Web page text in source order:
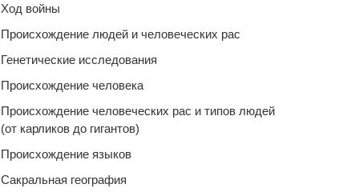
Ход войны
Происхождение людей и человеческих рас
Генетические исследования
Происхождение человека
Происхождение человеческих рас и типов людей
(от карликов до гигантов)
Происхождение языков
Сакральная география